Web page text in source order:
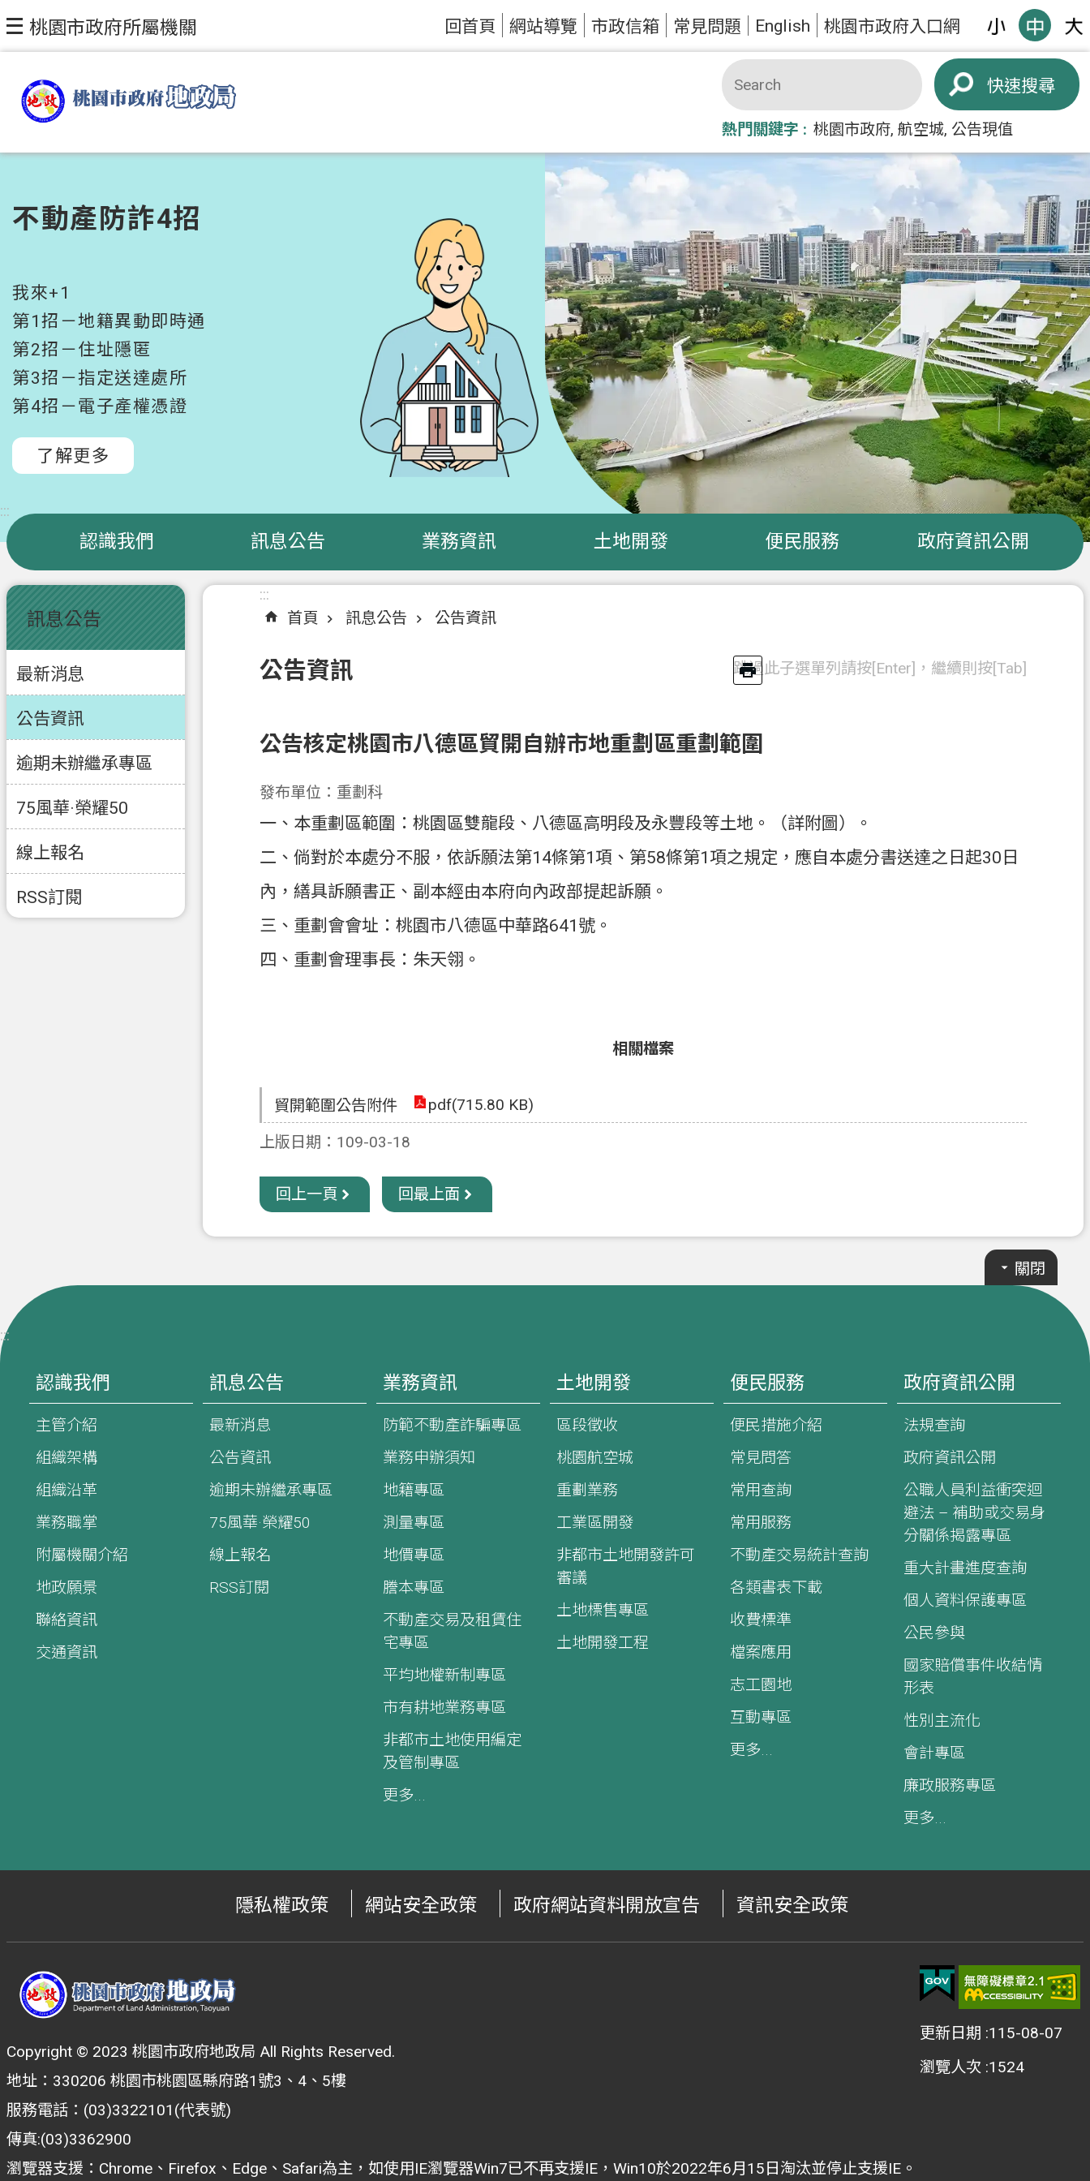
跳到主要內容區塊
桃園市政府所屬機關 回首頁 網站導覽 市政信箱 常見問題 English 桃園市政府入口網
搜尋
熱門關鍵字 桃園市政府 航空城 公告現值
不動產防詐4招
我來+1
第1招－地籍異動即時通
第2招－住址隱匿
第3招－指定送達處所
第4招－電子產權憑證
了解更多
:::
認識我們 訊息公告 業務資訊 土地開發 便民服務 政府資訊公開
:::
訊息公告
最新消息
公告資訊
逾期未辦繼承專區
75風華·榮耀50
線上報名
RSS訂閱
:::
首頁
訊息公告 公告資訊
公告資訊 跳過此子選單列請按[Enter]，繼續則按[Tab]
公告核定桃園市八德區貿開自辦市地重劃區重劃範圍
發布單位：重劃科
一、本重劃區範圍：桃園區雙龍段、八德區高明段及永豐段等土地。（詳附圖）。
二、倘對於本處分不服，依訴願法第14條第1項、第58條第1項之規定，應自本處分書送達之日起30日
內，繕具訴願書正、副本經由本府向內政部提起訴願。
三、重劃會會址：桃園市八德區中華路641號。
四、重劃會理事長：朱天翎。
相關檔案
貿開範圍公告附件
pdf(715.80 KB)
上版日期：109-03-18
回上一頁 回最上面
關閉
:::
認識我們
主管介紹
組織架構
組織沿革
業務職掌
附屬機關介紹
地政願景
聯絡資訊
交通資訊
訊息公告
最新消息
公告資訊
逾期未辦繼承專區
75風華·榮耀50
線上報名
RSS訂閱
業務資訊
防範不動產詐騙專區
業務申辦須知
地籍專區
測量專區
地價專區
謄本專區
不動產交易及租賃住
宅專區
平均地權新制專區
市有耕地業務專區
非都市土地使用編定
及管制專區
更多...
土地開發
區段徵收
桃園航空城
重劃業務
工業區開發
非都市土地開發許可
審議
土地標售專區
土地開發工程
便民服務
便民措施介紹
常見問答
常用查詢
常用服務
不動產交易統計查詢
各類書表下載
收費標準
檔案應用
志工園地
互動專區
更多...
政府資訊公開
法規查詢
政府資訊公開
公職人員利益衝突迴
避法 – 補助或交易身
分關係揭露專區
重大計畫進度查詢
個人資料保護專區
公民參與
國家賠償事件收結情
形表
性別主流化
會計專區
廉政服務專區
更多...
隱私權政策 網站安全政策 政府網站資料開放宣告 資訊安全政策
Copyright © 2023 桃園市政府地政局 All Rights Reserved.
地址：330206 桃園市桃園區縣府路1號3、4、5樓
服務電話：(03)3322101(代表號)
傳真:(03)3362900
瀏覽器支援：Chrome、Firefox、Edge、Safari為主，如使用IE瀏覽器Win7已不再支援IE，Win10於2022年6月15日淘汰並停止支援IE。
更新日期 115-08-07
瀏覽人次 1524